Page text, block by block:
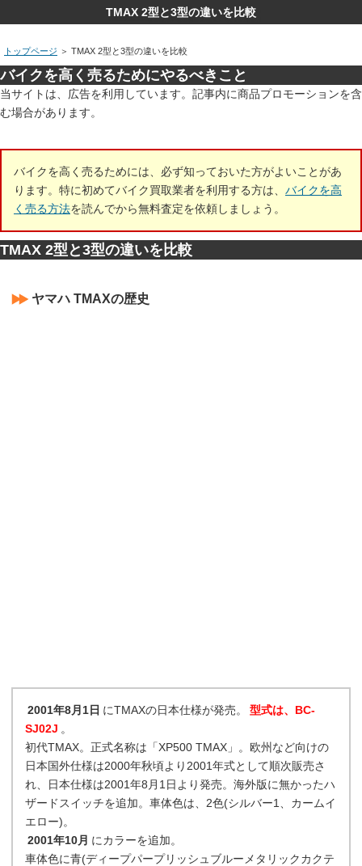
TMAX 2型と3型の違いを比較
トップページ ＞ TMAX 2型と3型の違いを比較
バイクを高く売るためにやるべきこと
当サイトは、広告を利用しています。記事内に商品プロモーションを含
む場合があります。
バイクを高く売るためには、必ず知っておいた方がよいことがあ
ります。特に初めてバイク買取業者を利用する方は、 バイクを高
く売る方法を読んでから無料査定を依頼しましょう。
TMAX 2型と3型の違いを比較
ヤマハ TMAXの歴史
2001年8月1日 にTMAXの日本仕様が発売。
型式は、BC-
SJ02J 。
初代TMAX。正式名称は「XP500 TMAX」。欧州など向けの
日本国外仕様は2000年秋頃より2001年式として順次販売さ
れ、日本仕様は2001年8月1日より発売。海外版に無かったハ
ザードスイッチを追加。車体色は、2色(シルバー1、カームイ
エロー)。
2001年10月 にカラーを追加。
車体色に青(ディープパープリッシュブルーメタリックカクテ